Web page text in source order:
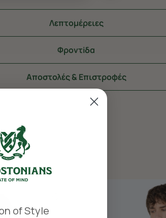
Λεπτομέρειες
Φροντiδα
Αποστολές & Επιστροφές
of Style